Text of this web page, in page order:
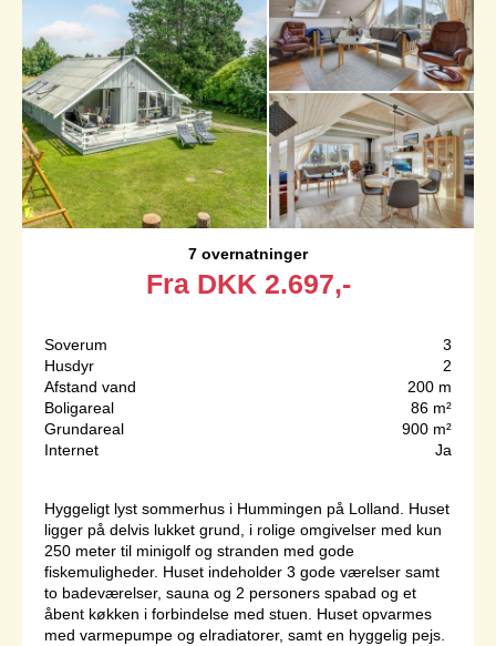
7 overnatninger
Fra DKK 2.697,-
Soverum
3
Husdyr
2
Afstand vand
200 m
Boligareal
86 m²
Grundareal
900 m²
Internet
Ja
Hyggeligt lyst sommerhus i Hummingen på Lolland. Huset
ligger på delvis lukket grund, i rolige omgivelser med kun
250 meter til minigolf og stranden med gode
fiskemuligheder. Huset indeholder 3 gode værelser samt
to badeværelser, sauna og 2 personers spabad og et
åbent køkken i forbindelse med stuen. Huset opvarmes
med varmepumpe og elradiatorer, samt en hyggelig pejs.